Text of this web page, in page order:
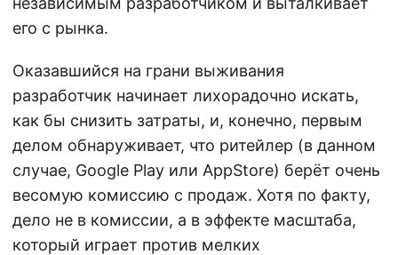
его с рынка.
Оказавшийся на грани выживания
разработчик начинает лихорадочно искать,
как бы снизить затраты, и, конечно, первым
делом обнаруживает, что ритейлер (в данном
случае, Google Play или AppStore) берёт очень
весомую комиссию с продаж. Хотя по факту,
дело не в комиссии, а в эффекте масштаба,
который играет против мелких